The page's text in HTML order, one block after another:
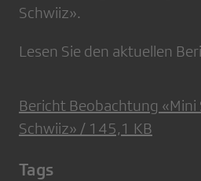
Schwiiz».
Lesen Sie den aktuellen
Bericht Beobachtung «Mini
Schwiiz» / 145,1 KB
Tags